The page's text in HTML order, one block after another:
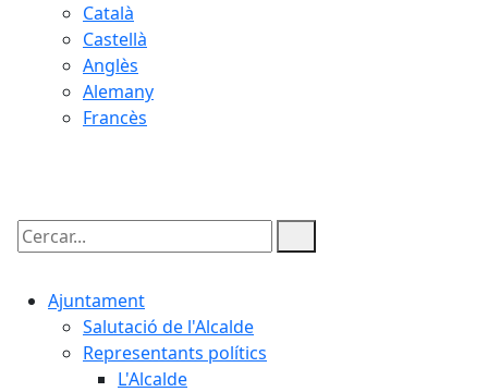
Català
Castellà
Anglès
Alemany
Francès
Cercar:
Ajuntament
Salutació de l'Alcalde
Representants polítics
L'Alcalde